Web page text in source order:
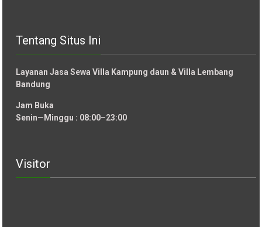
Tentang Situs Ini
Layanan Jasa Sewa Villa Kampung daun & Villa Lembang
Bandung
Jam Buka
Senin—Minggu : 08:00–23:00
Visitor